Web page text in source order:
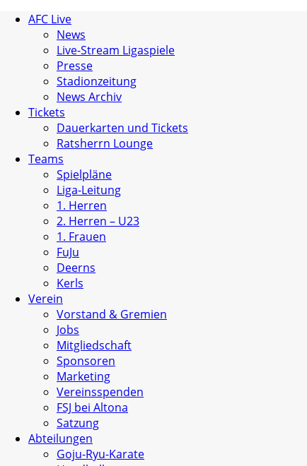
AFC Live
News
Live-Stream Ligaspiele
Presse
Stadionzeitung
News Archiv
Tickets
Dauerkarten und Tickets
Ratsherrn Lounge
Teams
Spielpläne
Liga-Leitung
1. Herren
2. Herren – U23
1. Frauen
FuJu
Deerns
Kerls
Verein
Vorstand & Gremien
Jobs
Mitgliedschaft
Sponsoren
Marketing
Vereinsspenden
FSJ bei Altona
Satzung
Abteilungen
Goju-Ryu-Karate